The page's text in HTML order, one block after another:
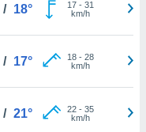
/ 18° 17- 31
km/h
/ 17° 18- 28
km/h
/ 21° 22- 35
km/h